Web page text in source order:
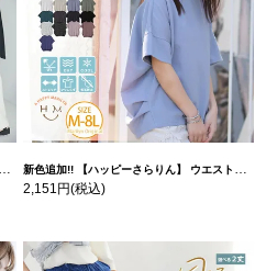
新色追加!! 【ハッピーさらりん】 ウエストタック入り スッキリ魅せ コクーントップス | 大きいサイズの通販ならハッピーマリリン
2,151円(税込)